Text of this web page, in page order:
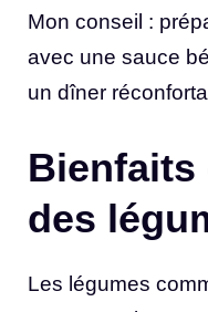
Mon conseil :
avec une sauce
un dîner
des
Les légumes